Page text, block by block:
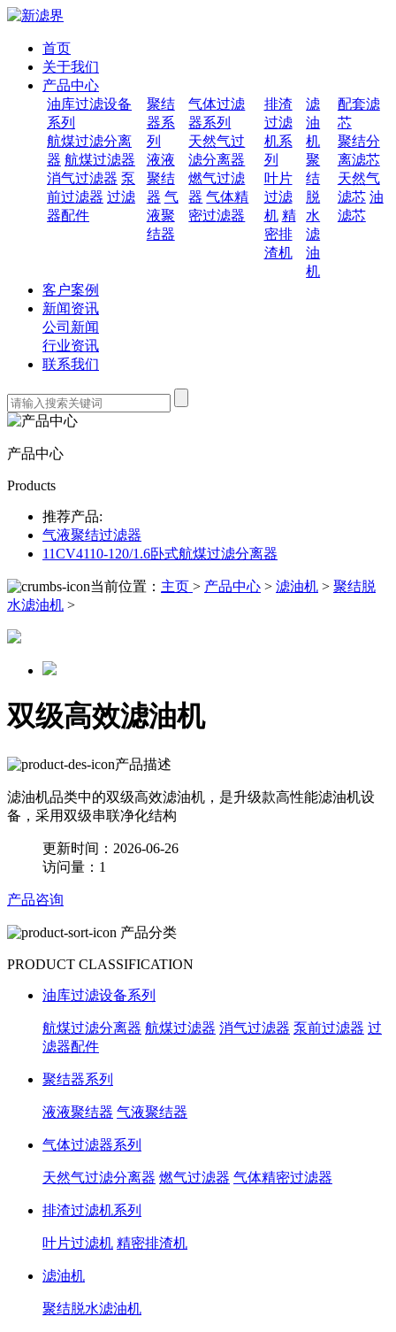
首页
关于我们
产品中心
油库过滤设备
系列
航煤过滤分离
器 航煤过滤器
消气过滤器 泵
前过滤器 过滤
器配件
聚结
器系
列
液液
聚结
器 气
液聚
结器
气体过滤
器系列
天然气过
滤分离器
燃气过滤
器 气体精
密过滤器
排渣
过滤
机系
列
叶片
过滤
机 精
密排
渣机
滤
油
机
聚
结
脱
水
滤
油
机
配套滤
芯
聚结分
离滤芯
天然气
滤芯 油
滤芯
客户案例
新闻资讯
公司新闻
行业资讯
联系我们
产品中心
Products
推荐产品:
气液聚结过滤器
11CV4110-120/1.6卧式航煤过滤分离器
当前位置： 主页 > 产品中心 > 滤油机 > 聚结脱
水滤油机 >
双级高效滤油机
产品描述
滤油机品类中的双级高效滤油机，是升级款高性能滤油机设
备，采用双级串联净化结构
更新时间：2026-06-26
访问量：1
产品咨询
产品分类
PRODUCT CLASSIFICATION
油库过滤设备系列
航煤过滤分离器 航煤过滤器 消气过滤器 泵前过滤器 过
滤器配件
聚结器系列
液液聚结器 气液聚结器
气体过滤器系列
天然气过滤分离器 燃气过滤器 气体精密过滤器
排渣过滤机系列
叶片过滤机 精密排渣机
滤油机
聚结脱水滤油机